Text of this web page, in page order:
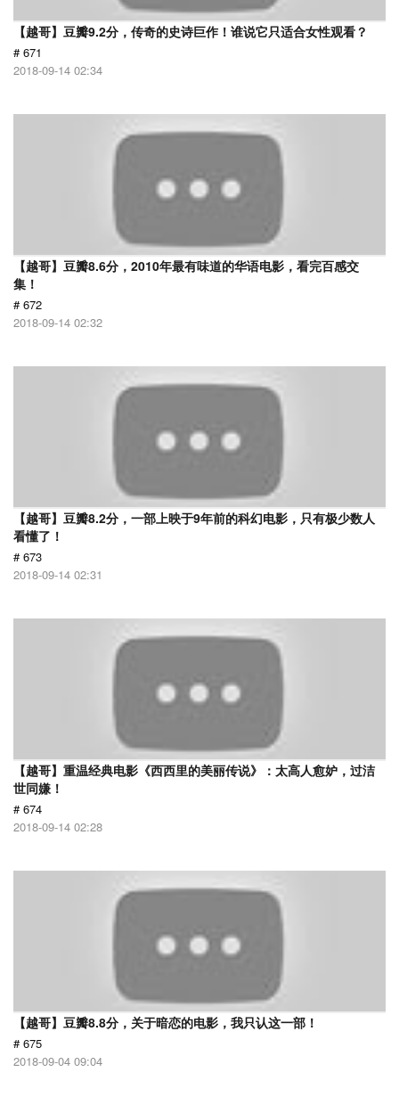
【越哥】豆瓣9.2分，传奇的史诗巨作！谁说它只适合女性观看？
# 671
2018-09-14 02:34
【越哥】豆瓣8.6分，2010年最有味道的华语电影，看完百感交
集！
# 672
2018-09-14 02:32
【越哥】豆瓣8.2分，一部上映于9年前的科幻电影，只有极少数人
看懂了！
# 673
2018-09-14 02:31
【越哥】重温经典电影《西西里的美丽传说》：太高人愈妒，过洁
世同嫌！
# 674
2018-09-14 02:28
【越哥】豆瓣8.8分，关于暗恋的电影，我只认这一部！
# 675
2018-09-04 09:04